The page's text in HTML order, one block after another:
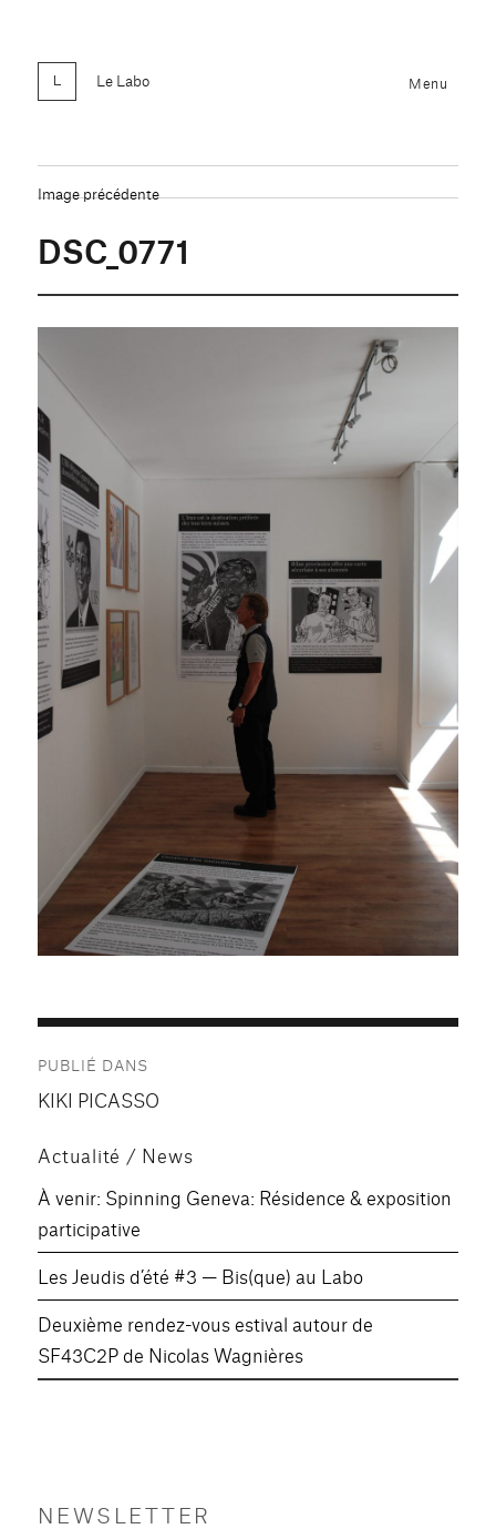
Le Labo Menu
Image précédente
DSC_0771
de
PUBLIÉ DANS
KIKI PICASSO
Actualité / News
À venir: Spinning Geneva: Résidence & exposition
participative
Les Jeudis d’été #3 — Bis(que) au Labo
Deuxième rendez-vous estival autour de
SF43C2P de Nicolas Wagnières
NEWSLETTER